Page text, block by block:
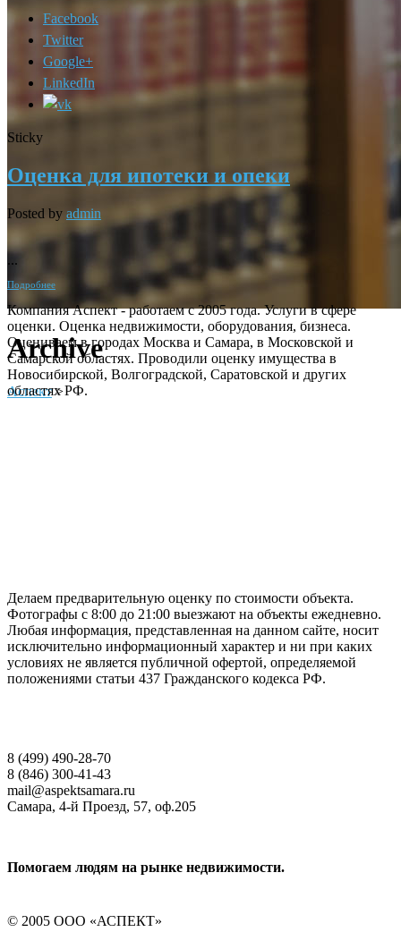
Archive
Аспект>
Facebook
Twitter
Google+
LinkedIn
Sticky
Оценка для ипотеки и опеки
Posted by admin
...
Подробнее
Компания Аспект - работаем с 2005 года. Услуги в сфере
оценки. Оценка недвижимости, оборудования, бизнеса.
Оцениваем в городах Москва и Самара, в Московской и
Самарской областях. Проводили оценку имущества в
Новосибирской, Волгоградской, Саратовской и других
областях РФ.
Делаем предварительную оценку по стоимости объекта.
Фотографы с 8:00 до 21:00 выезжают на объекты ежедневно.
Любая информация, представленная на данном сайте, носит
исключительно информационный характер и ни при каких
условиях не является публичной офертой, определяемой
положениями статьи 437 Гражданского кодекса РФ.
8 (499) 490-28-70
8 (846) 300-41-43
mail@aspektsamara.ru
Самара, 4-й Проезд, 57, оф.205
Помогаем людям на рынке недвижимости.
© 2005 ООО «АСПЕКТ»